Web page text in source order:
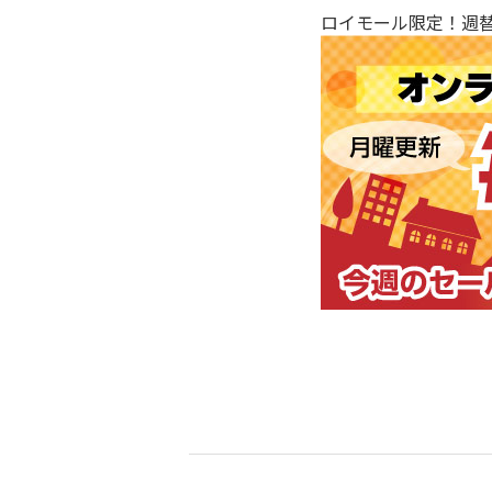
ロイモール限定！週